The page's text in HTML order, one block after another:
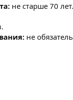
не старше 70 лет.
не